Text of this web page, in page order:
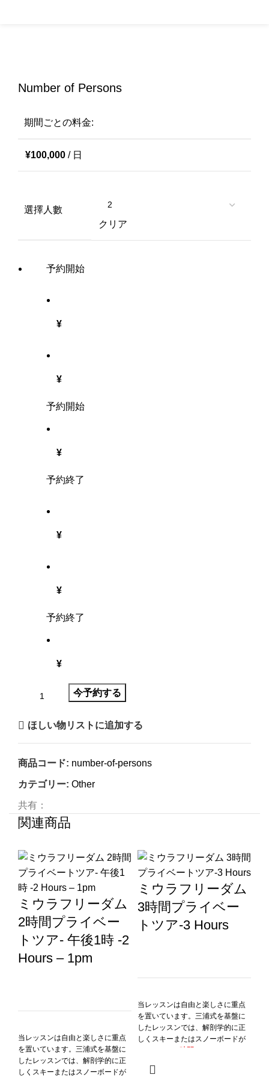
Number of Persons
期間ごとの料金:
¥100,000 / 日
選擇人數
クリア
予約開始
¥
¥
予約開始
¥
予約終了
¥
¥
予約終了
¥
今予約する
ほしい物リストに追加する
商品コード: number-of-persons
カテゴリー: Other
共有：
関連商品
ミウラフリーダム
2時間プライベー
トツア- 午後1時 -2
Hours – 1pm
当レッスンは自由と楽しさに重点
を置いています。三浦式を基盤に
したレッスンでは、解剖学的に正
しくスキーまたはスノーボードが
ミウラフリーダム
3時間プライベー
トツア-3 Hours
当レッスンは自由と楽しさに重点
を置いています。三浦式を基盤に
したレッスンでは、解剖学的に正
しくスキーまたはスノーボードが
3時間 - 10am - 1pm
人 – ¥31,000 – 4人 – ¥36,000